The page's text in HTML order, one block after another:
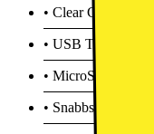
• Clear Case
• USB Type-C™
• MicroSD-Tray Pin
• Snabbstartguide